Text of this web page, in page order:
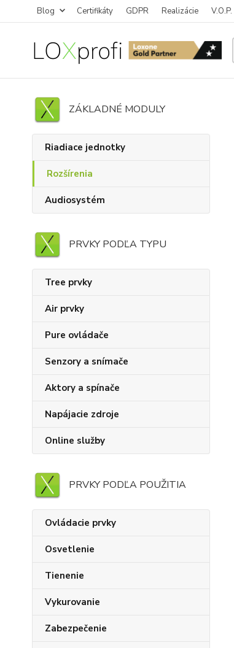
Blog Certifikáty GDPR Realizácie V.O.P.
ZÁKLADNÉ MODULY
Riadiace jednotky
Rozšírenia
Audiosystém
PRVKY PODĽA TYPU
Tree prvky
Air prvky
Pure ovládače
Senzory a snímače
Aktory a spínače
Napájacie zdroje
Online služby
PRVKY PODĽA POUŽITIA
Ovládacie prvky
Osvetlenie
Tienenie
Vykurovanie
Zabezpečenie